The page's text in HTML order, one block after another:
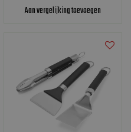
Aan vergelijking toevoegen